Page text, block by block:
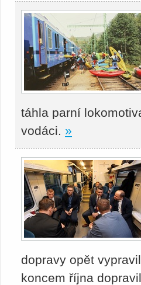
táhla parní
vodáci. »
dopravy opět
koncem října